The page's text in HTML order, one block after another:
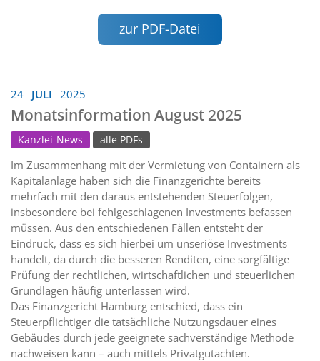
zur PDF-Datei
24 JULI 2025
Monatsinformation August 2025
Kanzlei-News alle PDFs
Im Zusammenhang mit der Vermietung von Containern als
Kapitalanlage haben sich die Finanzgerichte bereits
mehrfach mit den daraus entstehenden Steuerfolgen,
insbesondere bei fehlgeschlagenen Investments befassen
müssen. Aus den entschiedenen Fällen entsteht der
Eindruck, dass es sich hierbei um unseriöse Investments
handelt, da durch die besseren Renditen, eine sorgfältige
Prüfung der rechtlichen, wirtschaftlichen und steuerlichen
Grundlagen häufig unterlassen wird.
Das Finanzgericht Hamburg entschied, dass ein
Steuerpflichtiger die tatsächliche Nutzungsdauer eines
Gebäudes durch jede geeignete sachverständige Methode
nachweisen kann – auch mittels Privatgutachten.